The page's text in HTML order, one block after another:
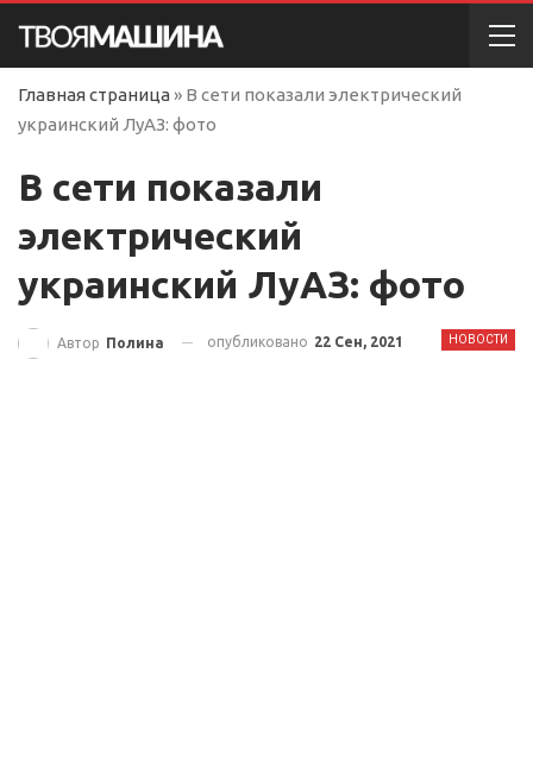
Главная страница » В сети показали электрический
украинский ЛуАЗ: фото
В сети показали
электрический
украинский ЛуАЗ: фото
НОВОСТИ
Автор Полина опубликовано 22 Сен, 2021